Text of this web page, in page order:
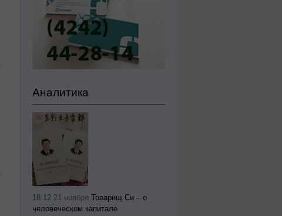
Аналитика
18:12 21 ноября Товарищ Си – о
человеческом капитале